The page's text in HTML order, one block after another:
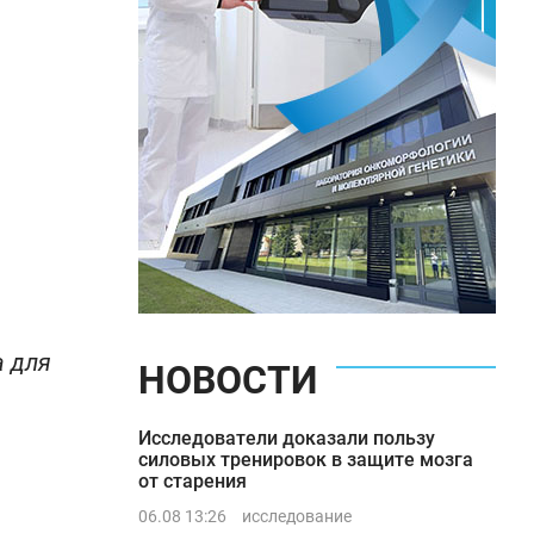
для НОВОСТИ
Исследователи доказали пользу
силовых тренировок в защите мозга
от старения
06.08 13:26 исследование